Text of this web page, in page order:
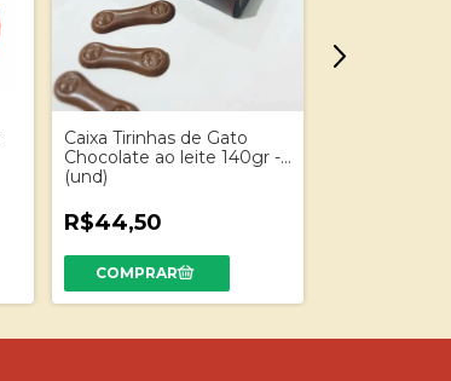
Caixa Tirinhas de Gato
Chocolate ao leite 140gr -
(und)
R$44,50